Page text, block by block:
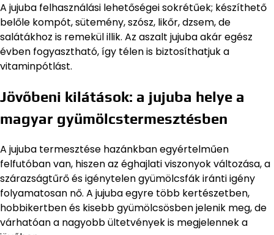
A jujuba felhasználási lehetőségei sokrétűek; készíthető
belőle kompót, sütemény, szósz, likőr, dzsem, de
salátákhoz is remekül illik. Az aszalt jujuba akár egész
évben fogyasztható, így télen is biztosíthatjuk a
vitaminpótlást.
Jövőbeni kilátások: a jujuba helye a
magyar gyümölcstermesztésben
A jujuba termesztése hazánkban egyértelműen
felfutóban van, hiszen az éghajlati viszonyok változása, a
szárazságtűrő és igénytelen gyümölcsfák iránti igény
folyamatosan nő. A jujuba egyre több kertészetben,
hobbikertben és kisebb gyümölcsösben jelenik meg, de
várhatóan a nagyobb ültetvények is megjelennek a